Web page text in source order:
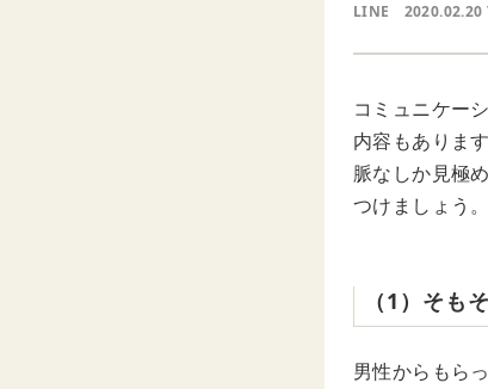
LINE 2020.02.20
コミュニケー
内容もあります
脈なしか見極
つけましょう。
（1）そも
男性からもら